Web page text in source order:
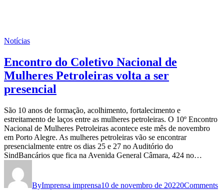
Notícias
Encontro do Coletivo Nacional de
Mulheres Petroleiras volta a ser
presencial
São 10 anos de formação, acolhimento, fortalecimento e
estreitamento de laços entre as mulheres petroleiras. O 10º Encontro
Nacional de Mulheres Petroleiras acontece este mês de novembro
em Porto Alegre. As mulheres petroleiras vão se encontrar
presencialmente entre os dias 25 e 27 no Auditório do
SindBancários que fica na Avenida General Câmara, 424 no…
ByImprensa imprensa10 de novembro de 20220Comments